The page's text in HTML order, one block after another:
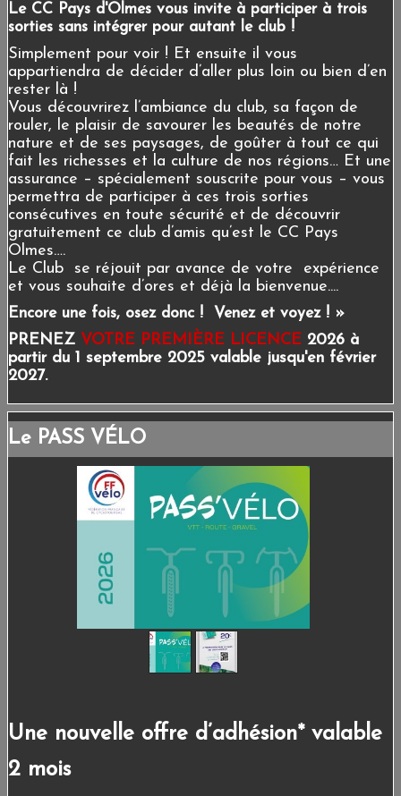
Le CC Pays d'Olmes vous invite à participer à trois
sorties sans intégrer pour autant le club !
Simplement pour voir ! Et ensuite il vous
appartiendra de décider d’aller plus loin ou bien d’en
rester là !
Vous découvrirez l’ambiance du club, sa façon de
rouler, le plaisir de savourer les beautés de notre
nature et de ses paysages, de goûter à tout ce qui
fait les richesses et la culture de nos régions… Et une
assurance – spécialement souscrite pour vous – vous
permettra de participer à ces trois sorties
consécutives en toute sécurité et de découvrir
gratuitement ce club d’amis qu’est le CC Pays
Olmes….
Le Club se réjouit par avance de votre expérience
et vous souhaite d’ores et déjà la bienvenue....
Encore une fois, osez donc ! Venez et voyez ! »
PRENEZ VOTRE PREMIÈRE LICENCE 2026 à
partir du 1 septembre 2025 valable jusqu'en février
2027.
Le PASS VÉLO
Une nouvelle offre d’adhésion* valable
2 mois